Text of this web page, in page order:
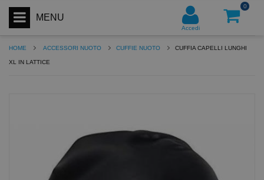
MENU
0
Accedi
HOME ACCESSORI NUOTO CUFFIE NUOTO CUFFIA CAPELLI LUNGHI
XL IN LATTICE